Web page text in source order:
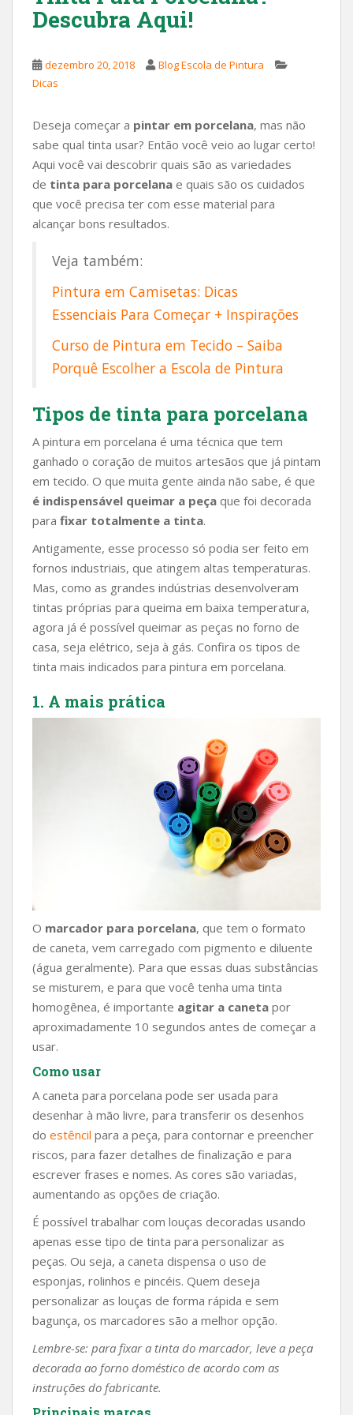
Descubra Aqui!
dezembro 20, 2018
Blog Escola de Pintura
Dicas
Deseja começar a pintar em porcelana, mas não
sabe qual tinta usar? Então você veio ao lugar certo!
Aqui você vai descobrir quais são as variedades
de tinta para porcelana e quais são os cuidados
que você precisa ter com esse material para
alcançar bons resultados.
Veja também:
Pintura em Camisetas: Dicas
Essenciais Para Começar + Inspirações
Curso de Pintura em Tecido – Saiba
Porquê Escolher a Escola de Pintura
Tipos de tinta para porcelana
A pintura em porcelana é uma técnica que tem
ganhado o coração de muitos artesãos que já pintam
em tecido. O que muita gente ainda não sabe, é que
é indispensável queimar a peça que foi decorada
para fixar totalmente a tinta.
Antigamente, esse processo só podia ser feito em
fornos industriais, que atingem altas temperaturas.
Mas, como as grandes indústrias desenvolveram
tintas próprias para queima em baixa temperatura,
agora já é possível queimar as peças no forno de
casa, seja elétrico, seja à gás. Confira os tipos de
tinta mais indicados para pintura em porcelana.
1. A mais prática
O marcador para porcelana, que tem o formato
de caneta, vem carregado com pigmento e diluente
(água geralmente). Para que essas duas substâncias
se misturem, e para que você tenha uma tinta
homogênea, é importante agitar a caneta por
aproximadamente 10 segundos antes de começar a
usar.
Como usar
A caneta para porcelana pode ser usada para
desenhar à mão livre, para transferir os desenhos
do estêncil para a peça, para contornar e preencher
riscos, para fazer detalhes de finalização e para
escrever frases e nomes. As cores são variadas,
aumentando as opções de criação.
É possível trabalhar com louças decoradas usando
apenas esse tipo de tinta para personalizar as
peças. Ou seja, a caneta dispensa o uso de
esponjas, rolinhos e pincéis. Quem deseja
personalizar as louças de forma rápida e sem
bagunça, os marcadores são a melhor opção.
Lembre-se: para fixar a tinta do marcador, leve a peça
decorada ao forno doméstico de acordo com as
instruções do fabricante.